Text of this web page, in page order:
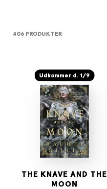
406 PRODUKTER
Udkommer d. 1/9
THE KNAVE AND THE
MOON